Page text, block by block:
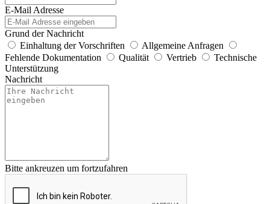
E-Mail Adresse
Grund der Nachricht
Einhaltung der Vorschriften
Allgemeine Anfragen
Fehlende Dokumentation
Qualität Vertrieb
Technische
Unterstützung
Nachricht
Bitte ankreuzen um fortzufahren